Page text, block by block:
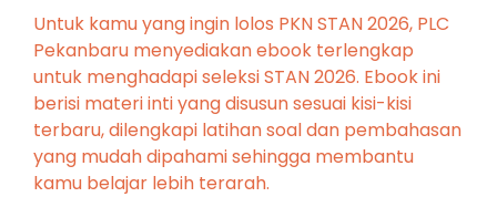
Untuk kamu yang ingin lolos PKN STAN 2026, PLC
Pekanbaru menyediakan ebook terlengkap
untuk menghadapi seleksi STAN 2026. Ebook ini
berisi materi inti yang disusun sesuai kisi-kisi
terbaru, dilengkapi latihan soal dan pembahasan
yang mudah dipahami sehingga membantu
kamu belajar lebih terarah.